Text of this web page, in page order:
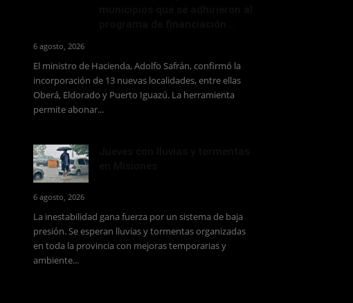
6 agosto, 2026
El ministro de Hacienda, Adolfo Safrán, confirmó la
incorporación de 13 nuevas localidades, entre ellas
Oberá, Eldorado y Puerto Iguazú. La herramienta
permite abonar...
6 agosto, 2026
La inestabilidad gana fuerza por un sistema de baja
presión. Se esperan lluvias y tormentas organizadas
en toda la provincia con mejoras temporarias y
ambiente...